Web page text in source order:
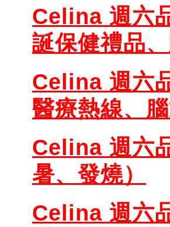
Celina 週六
誕保健禮品
Celina 週六
醫療熱線、
Celina 週六
暑、發燒）
Celina 週六